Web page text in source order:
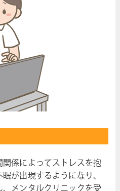
係によってストレスを抱
が出現するようになり、
メンタルクリニックを受